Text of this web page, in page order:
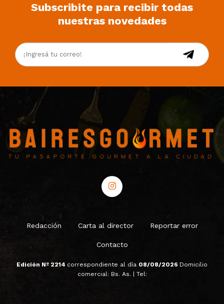
Subscribite para recibir todas
nuestras novedades
Redacción Carta al director Reportar error
Contacto
Edición Nº 2214 correspondiente al día 08/08/2026 Domicilio
comercial: Bs. As. | Tel: